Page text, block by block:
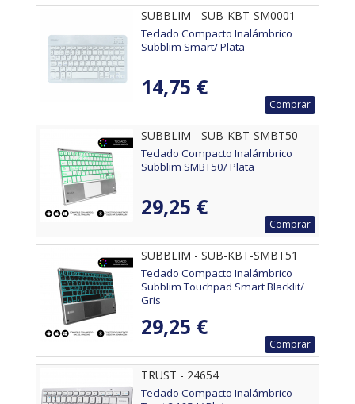
SUBBLIM - SUB-KBT-SM0001
Teclado Compacto Inalámbrico
Subblim Smart/ Plata
14,75 €
Comprar
SUBBLIM - SUB-KBT-SMBT50
Teclado Compacto Inalámbrico
Subblim SMBT50/ Plata
29,25 €
Comprar
SUBBLIM - SUB-KBT-SMBT51
Teclado Compacto Inalámbrico
Subblim Touchpad Smart Blacklit/
Gris
29,25 €
Comprar
TRUST - 24654
Teclado Compacto Inalámbrico